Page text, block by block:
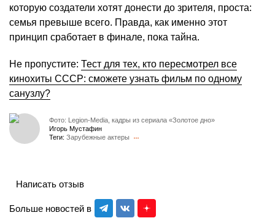
которую создатели хотят донести до зрителя, проста:
семья превыше всего. Правда, как именно этот
принцип сработает в финале, пока тайна.
Не пропустите: Тест для тех, кто пересмотрел все
кинохиты СССР: сможете узнать фильм по одному
санузлу?
Фото: Legion-Media, кадры из сериала «Золотое дно»
Игорь Мустафин
Теги: Зарубежные актеры
Больше новостей в
Написать отзыв